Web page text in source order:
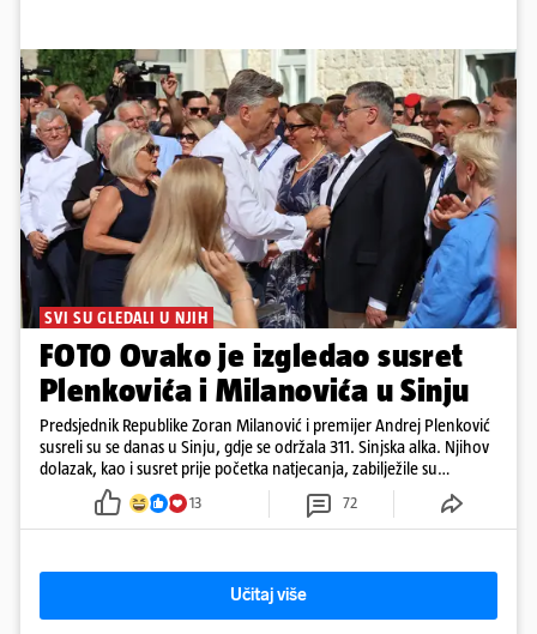
SVI SU GLEDALI U NJIH
FOTO Ovako je izgledao susret
Plenkovića i Milanovića u Sinju
Predsjednik Republike Zoran Milanović i premijer Andrej Plenković
susreli su se danas u Sinju, gdje se održala 311. Sinjska alka. Njihov
dolazak, kao i susret prije početka natjecanja, zabilježile su
kamere. Uz Milanovića i Plenkovića, na Alku su stigli i predsjednik
Hrvatskog sabora Gordan Jandroković, sinjski gradonačelnik Miro
Bulj, zagrebački gradonačelnik Tomislav Tomašević te dubrovački
13 72
Učitaj više